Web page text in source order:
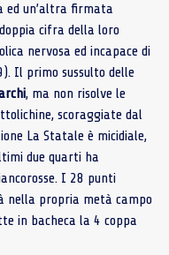
ed un’altra firmata
cifra della loro
nervosa ed incapace di
Il primo sussulto delle
, ma non risolve le
scoraggiate dal
La Statale è micidiale,
due quarti ha
I 28 punti
nella propria metà campo
in bacheca la 4 coppa